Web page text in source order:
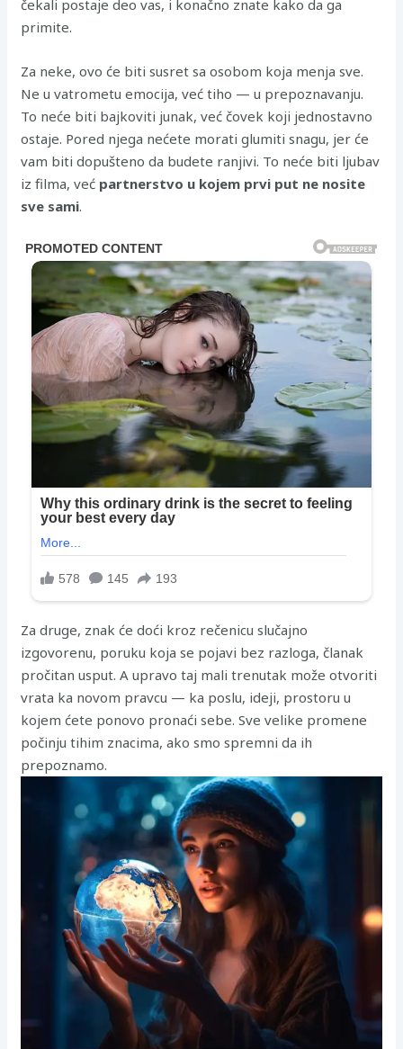
čekali postaje deo vas, i konačno znate kako da ga
primite.
Za neke, ovo će biti susret sa osobom koja menja sve.
Ne u vatrometu emocija, već tiho — u prepoznavanju.
To neće biti bajkoviti junak, već čovek koji jednostavno
ostaje. Pored njega nećete morati glumiti snagu, jer će
vam biti dopušteno da budete ranjivi. To neće biti ljubav
iz filma, već partnerstvo u kojem prvi put ne nosite
sve sami.
Za druge, znak će doći kroz rečenicu slučajno
izgovorenu, poruku koja se pojavi bez razloga, članak
pročitan usput. A upravo taj mali trenutak može otvoriti
vrata ka novom pravcu — ka poslu, ideji, prostoru u
kojem ćete ponovo pronaći sebe. Sve velike promene
počinju tihim znacima, ako smo spremni da ih
prepoznamo.